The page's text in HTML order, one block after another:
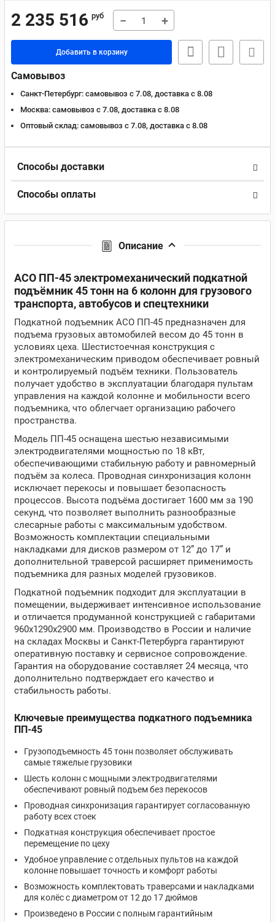
2 235 516 руб − +
Добавить в корзину
Самовывоз
Санкт-Петербург: самовывоз с 7.08, доставка c 8.08
Москва: самовывоз с 7.08, доставка c 8.08
Оптовый склад: самовывоз с 7.08, доставка c 8.08
Способы доставки
Способы оплаты
Описание
АСО ПП-45 электромеханический подкатной
подъёмник 45 тонн на 6 колонн для грузового
транспорта, автобусов и спецтехники
Подкатной подъемник АСО ПП-45 предназначен для
подъема грузовых автомобилей весом до 45 тонн в
условиях цеха. Шестистоечная конструкция с
электромеханическим приводом обеспечивает ровный
и контролируемый подъём техники. Пользователь
получает удобство в эксплуатации благодаря пультам
управления на каждой колонне и мобильности всего
подъемника, что облегчает организацию рабочего
пространства.
Модель ПП-45 оснащена шестью независимыми
электродвигателями мощностью по 18 кВт,
обеспечивающими стабильную работу и равномерный
подъём за колеса. Проводная синхронизация колонн
исключает перекосы и повышает безопасность
процессов. Высота подъёма достигает 1600 мм за 190
секунд, что позволяет выполнить разнообразные
слесарные работы с максимальным удобством.
Возможность комплектации специальными
накладками для дисков размером от 12” до 17” и
дополнительной траверсой расширяет применимость
подъемника для разных моделей грузовиков.
Подкатной подъемник подходит для эксплуатации в
помещении, выдерживает интенсивное использование
и отличается продуманной конструкцией с габаритами
960х1290х2900 мм. Производство в России и наличие
на складах Москвы и Санкт-Петербурга гарантируют
оперативную поставку и сервисное сопровождение.
Гарантия на оборудование составляет 24 месяца, что
дополнительно подтверждает его качество и
стабильность работы.
Ключевые преимущества подкатного подъемника
ПП-45
Грузоподъемность 45 тонн позволяет обслуживать
самые тяжелые грузовики
Шесть колонн с мощными электродвигателями
обеспечивают ровный подъем без перекосов
Проводная синхронизация гарантирует согласованную
работу всех стоек
Подкатная конструкция обеспечивает простое
перемещение по цеху
Удобное управление с отдельных пультов на каждой
колонне повышает точность и комфорт работы
Возможность комплектовать траверсами и накладками
для колёс с диаметром от 12 до 17 дюймов
Произведено в России с полным гарантийным